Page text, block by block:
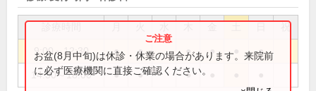
祝
9:00～12:30 ● ● ● ● ●
14:30～18:00 ● ● ●
お盆(8月中旬)は休診・休業の場合があります。来院前
に必ず医療機関に直接ご確認ください。